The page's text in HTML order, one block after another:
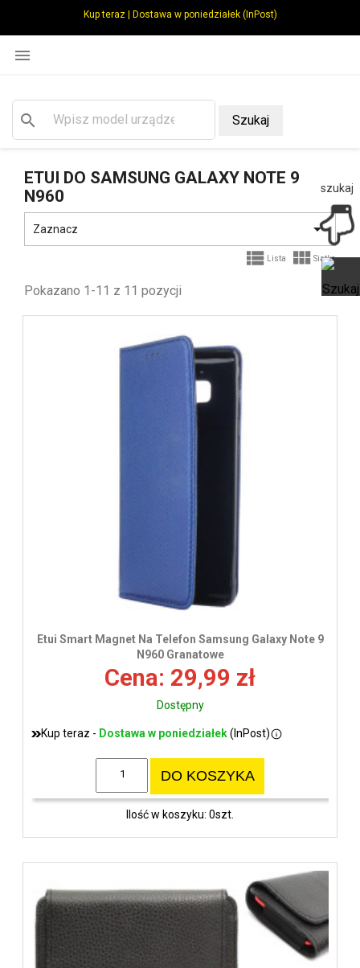
Kup teraz | Dostawa w poniedziałek (InPost)

search Szukaj
ETUI DO SAMSUNG GALAXY NOTE 9
N960
Zaznacz 
 Lista  Siatka
Pokazano 1-11 z 11 pozycji
Etui Smart Magnet Na Telefon Samsung Galaxy Note 9
N960 Granatowe
Cena: 29,99 zł
Dostępny
Kup teraz - Dostawa w poniedziałek(InPost)
DO KOSZYKA
Ilość w koszyku: 0szt.
szukaj